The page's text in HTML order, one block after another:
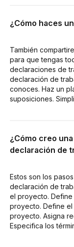
¿Cómo haces
También
para que tengas
declaraciones de
declaración de
conoces. Haz un
suposiciones.
¿Cómo creo
declaración de
Estos son los
declaración de
el proyecto. Define
proyecto. Define el
proyecto. Asigna
Especifica los